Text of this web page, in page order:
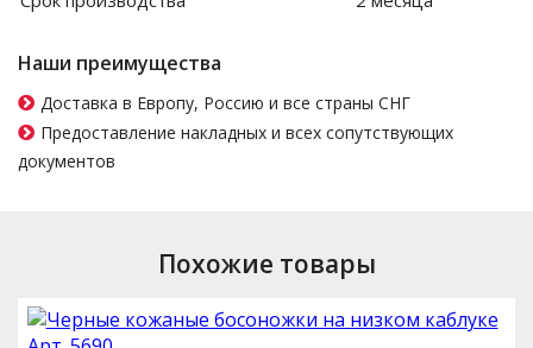
Наши преимущества
Доставка в Европу, Россию и все страны СНГ
Предоставление накладных и всех сопутствующих
документов
Похожие товары